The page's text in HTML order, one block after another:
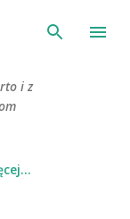
i z